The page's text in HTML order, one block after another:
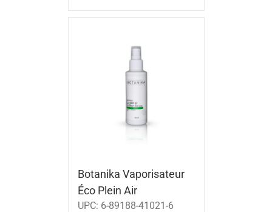
Botanika Vaporisateur
Éco Plein Air
UPC: 6-89188-41021-6